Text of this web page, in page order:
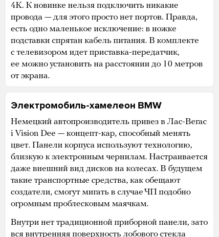
4K. К новинке нельзя подключить никакие
провода — для этого просто нет портов. Правда,
есть одно маленькое исключение: в ножке
подставки спрятан кабель питания. В комплекте
с телевизором идет приставка-передатчик,
ее можно установить на расстоянии до 10 метров
от экрана.
Электромобиль-хамелеон BMW
Немецкий автопроизводитель привез в Лас-Вегас
i Vision Dee — концепт-кар, способный менять
цвет. Панели корпуса используют технологию,
близкую к электронным чернилам. Настраивается
даже внешний вид дисков на колесах. В будущем
такие транспортные средства, как обещают
создатели, смогут мигать в случае ЧП подобно
огромным проблесковым маячкам.
Внутри нет традиционной приборной панели, зато
вся внутренняя поверхность лобового стекла